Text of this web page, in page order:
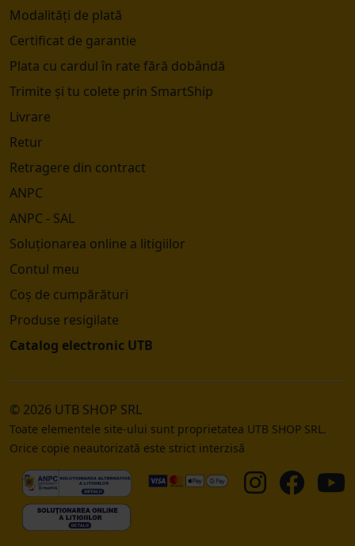
Modalități de plată
Certificat de garantie
Plata cu cardul în rate fără dobândă
Trimite și tu colete prin SmartShip
Livrare
Retur
Retragere din contract
ANPC
ANPC - SAL
Soluționarea online a litigiilor
Contul meu
Coș de cumpărături
Produse resigilate
Catalog electronic UTB
© 2026 UTB SHOP SRL
Toate elementele site-ului sunt proprietatea UTB SHOP SRL.
Orice copie neautorizată este strict interzisă